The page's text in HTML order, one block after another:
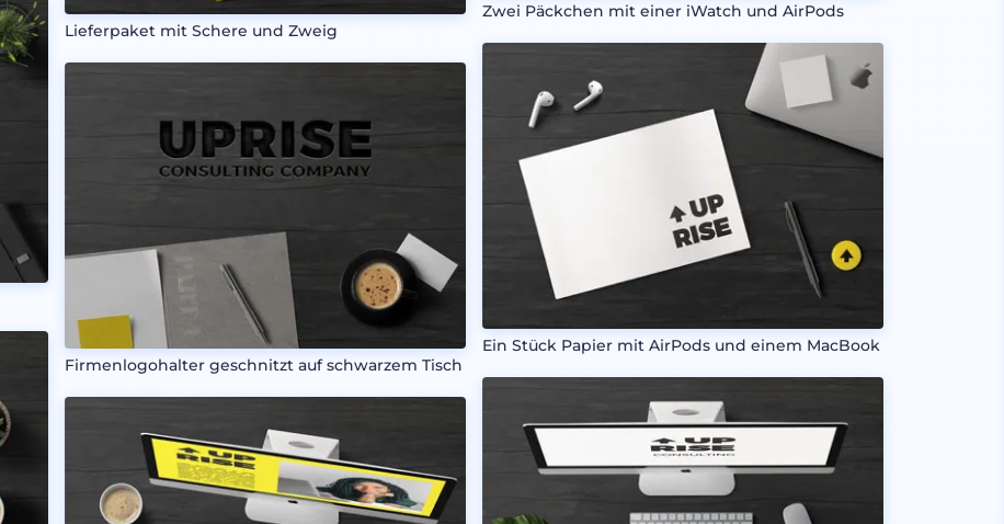
Lieferpaket mit Schere und Zweig
Firmenlogohalter geschnitzt auf schwarzem Tisch
Zwei Päckchen mit einer iWatch und AirPods
Ein Stück Papier mit AirPods und einem MacBook